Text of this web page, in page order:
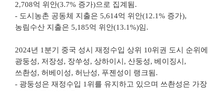
2,708억 위안(3.7% 증가)으로 집계됨.
- 도시농촌 공동체 지출은 5,614억 위안(12.1% 증가),
농림수산 지출은 5,185억 위안(13.1%)임.
2024년 1분기 중국 성시 재정수입 상위 10위권 도시 순위에
광둥성, 저장성, 장쑤성, 상하이시, 산둥성, 베이징시,
쓰촨성, 허베이성, 허난성, 푸젠성이 랭크됨.
- 광둥성은 재정수입 1위를 유지하고 있으며 쓰촨성은 가장